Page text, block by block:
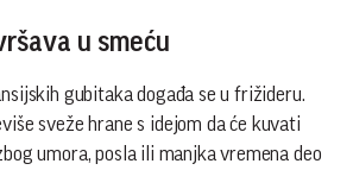
u smeću
gubitaka događa se u frižideru.
sveže hrane s idejom da će kuvati
umora, posla ili manjka vremena deo